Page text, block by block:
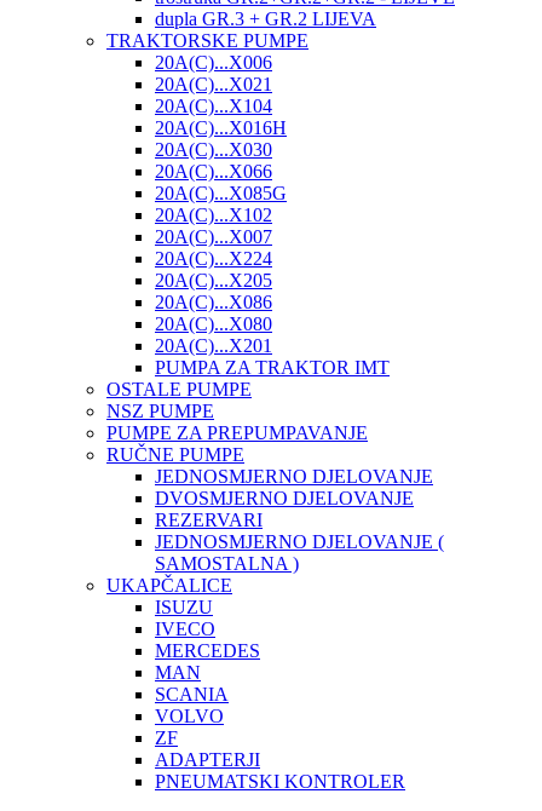
dupla GR.3 + GR.2 LIJEVA
TRAKTORSKE PUMPE
20A(C)...X006
20A(C)...X021
20A(C)...X104
20A(C)...X016H
20A(C)...X030
20A(C)...X066
20A(C)...X085G
20A(C)...X102
20A(C)...X007
20A(C)...X224
20A(C)...X205
20A(C)...X086
20A(C)...X080
20A(C)...X201
PUMPA ZA TRAKTOR IMT
OSTALE PUMPE
NSZ PUMPE
PUMPE ZA PREPUMPAVANJE
RUČNE PUMPE
JEDNOSMJERNO DJELOVANJE
DVOSMJERNO DJELOVANJE
REZERVARI
JEDNOSMJERNO DJELOVANJE (
SAMOSTALNA )
UKAPČALICE
ISUZU
IVECO
MERCEDES
MAN
SCANIA
VOLVO
ZF
ADAPTERJI
PNEUMATSKI KONTROLER